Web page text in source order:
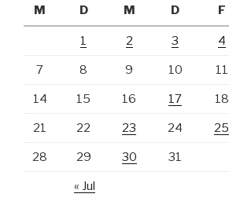
M
D M D F
1 2 3 4
7 8 9 10 11
14 15 16 17 18
21 22 23 24 25
28 29 30 31
« Jul